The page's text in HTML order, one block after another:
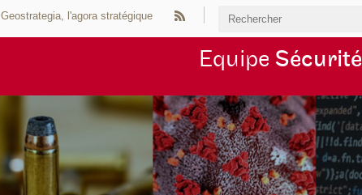
Geostrategia, l'agora stratégique
Equipe Sécurité